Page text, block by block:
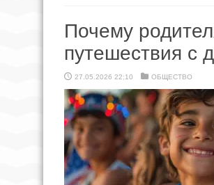
Почему
путешествия с
27.05.2026 22:10 ОБЩЕСТВО